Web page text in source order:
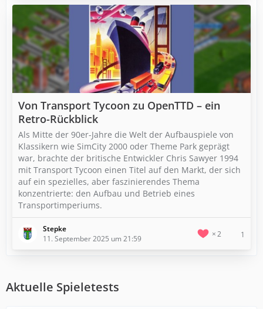
Von Transport Tycoon zu OpenTTD – ein
Retro-Rückblick
Als Mitte der 90er-Jahre die Welt der Aufbauspiele von
Klassikern wie SimCity 2000 oder Theme Park geprägt
war, brachte der britische Entwickler Chris Sawyer 1994
mit Transport Tycoon einen Titel auf den Markt, der sich
auf ein spezielles, aber faszinierendes Thema
konzentrierte: den Aufbau und Betrieb eines
Transportimperiums.
Stepke
11. September 2025 um 21:59
2 1
Aktuelle Spieletests